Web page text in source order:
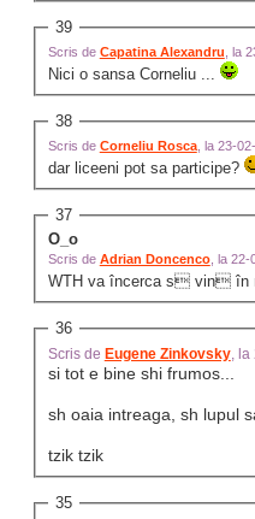
39
Scris de Capatina Alexandru , la
Nici o sansa Corneliu ...
38
Scris de Corneliu Rosca, la 23-
dar liceeni pot sa participe?
37
O_o
Scris de Adrian Doncenco, la 22-
WTH va încerca s vin în
36
Scris de Eugene Zinkovsky, la
si tot e bine shi frumos...
sh oaia intreaga, sh lupul
tzik tzik
35